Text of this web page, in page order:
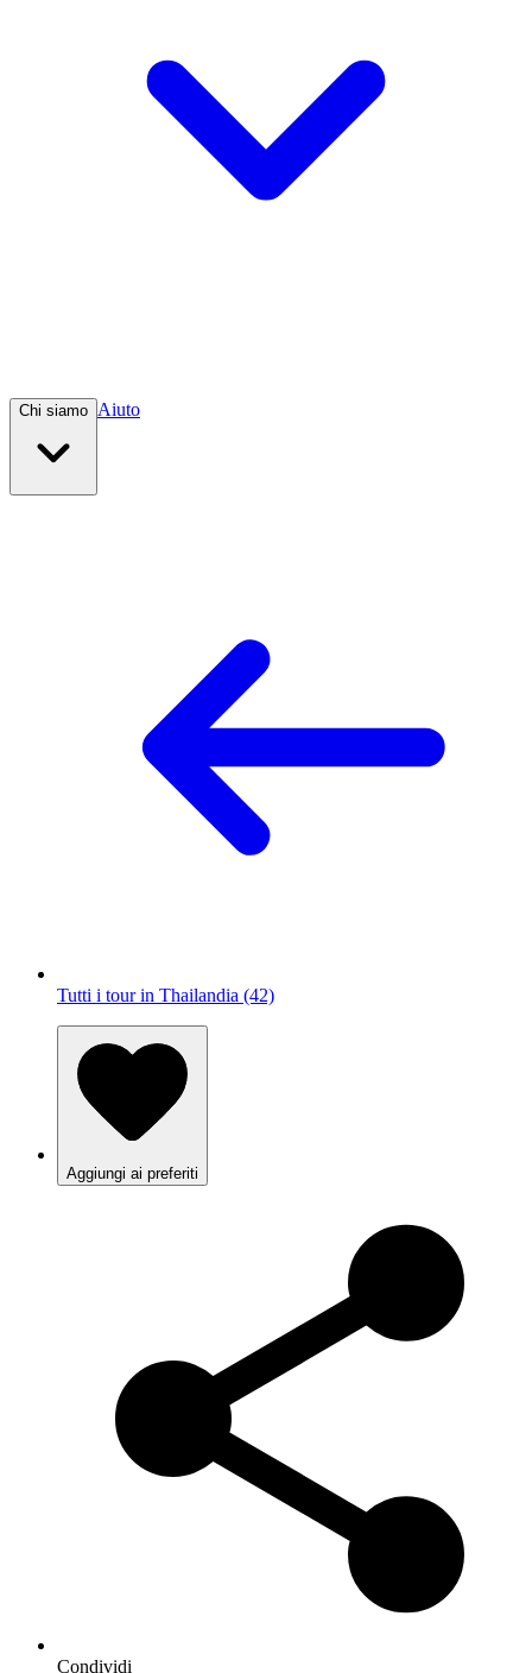
Chi siamo Aiuto
Tutti i tour in Thailandia (42)
Aggiungi ai preferiti
Condividi